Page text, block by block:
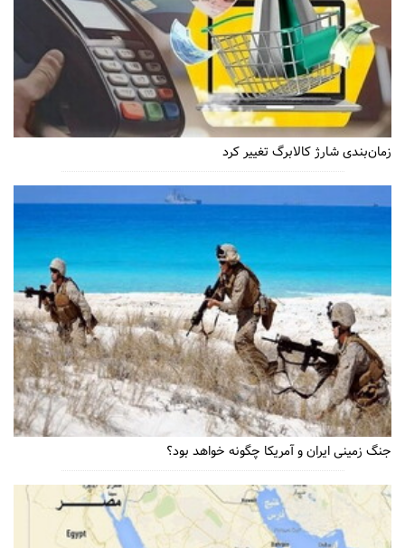
زمان‌بندی شارژ کالابرگ تغییر کرد
جنگ زمینی ایران و آمریکا چگونه خواهد بود؟